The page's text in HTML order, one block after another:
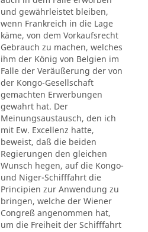
und gewährleistet bleiben,
wenn Frankreich in die Lage
käme, von dem Vorkaufsrecht
Gebrauch zu machen, welches
ihm der König von Belgien im
Falle der Veräußerung der von
der Kongo-Gesellschaft
gemachten Erwerbungen
gewahrt hat. Der
Meinungsaustausch, den ich
mit Ew. Excellenz hatte,
beweist, daß die beiden
Regierungen den gleichen
Wunsch hegen, auf die Kongo-
und Niger-Schifffahrt die
Principien zur Anwendung zu
bringen, welche der Wiener
Congreß angenommen hat,
um die Freiheit der Schifffahrt